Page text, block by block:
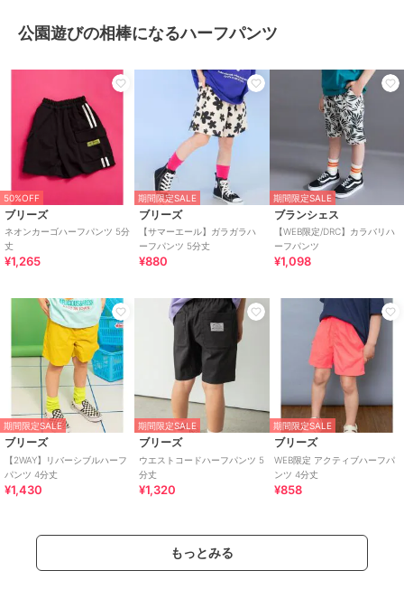
公園遊びの相棒になるハーフパンツ
50%OFF
ブリーズ
ネオンカーゴハーフパンツ 5分
丈
¥1,265
期間限定SALE
ブリーズ
【サマーエール】ガラガラハ
ーフパンツ 5分丈
¥880
期間限定SALE
ブランシェス
【WEB限定/DRC】カラバリハ
ーフパンツ
¥1,098
期間限定SALE
ブリーズ
【2WAY】リバーシブルハーフ
パンツ 4分丈
¥1,430
期間限定SALE
ブリーズ
ウエストコードハーフパンツ 5
分丈
¥1,320
期間限定SALE
ブリーズ
WEB限定 アクティブハーフパ
ンツ 4分丈
¥858
もっとみる